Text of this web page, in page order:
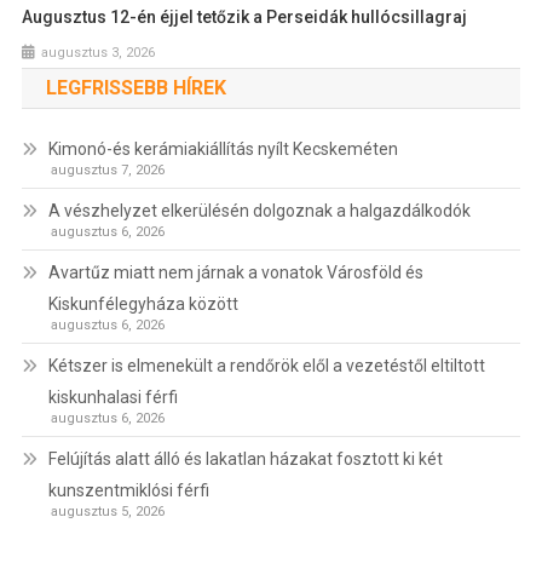
Augusztus 12-én éjjel tetőzik a Perseidák hullócsillagraj
augusztus 3, 2026
LEGFRISSEBB HÍREK
Kimonó-és kerámiakiállítás nyílt Kecskeméten
augusztus 7, 2026
A vészhelyzet elkerülésén dolgoznak a halgazdálkodók
augusztus 6, 2026
Avartűz miatt nem járnak a vonatok Városföld és
Kiskunfélegyháza között
augusztus 6, 2026
Kétszer is elmenekült a rendőrök elől a vezetéstől eltiltott
kiskunhalasi férfi
augusztus 6, 2026
Felújítás alatt álló és lakatlan házakat fosztott ki két
kunszentmiklósi férfi
augusztus 5, 2026